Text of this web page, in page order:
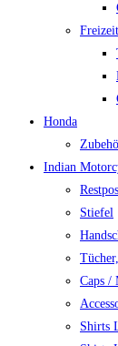
Honda
Indian
Stiefel
Caps /
Shirts